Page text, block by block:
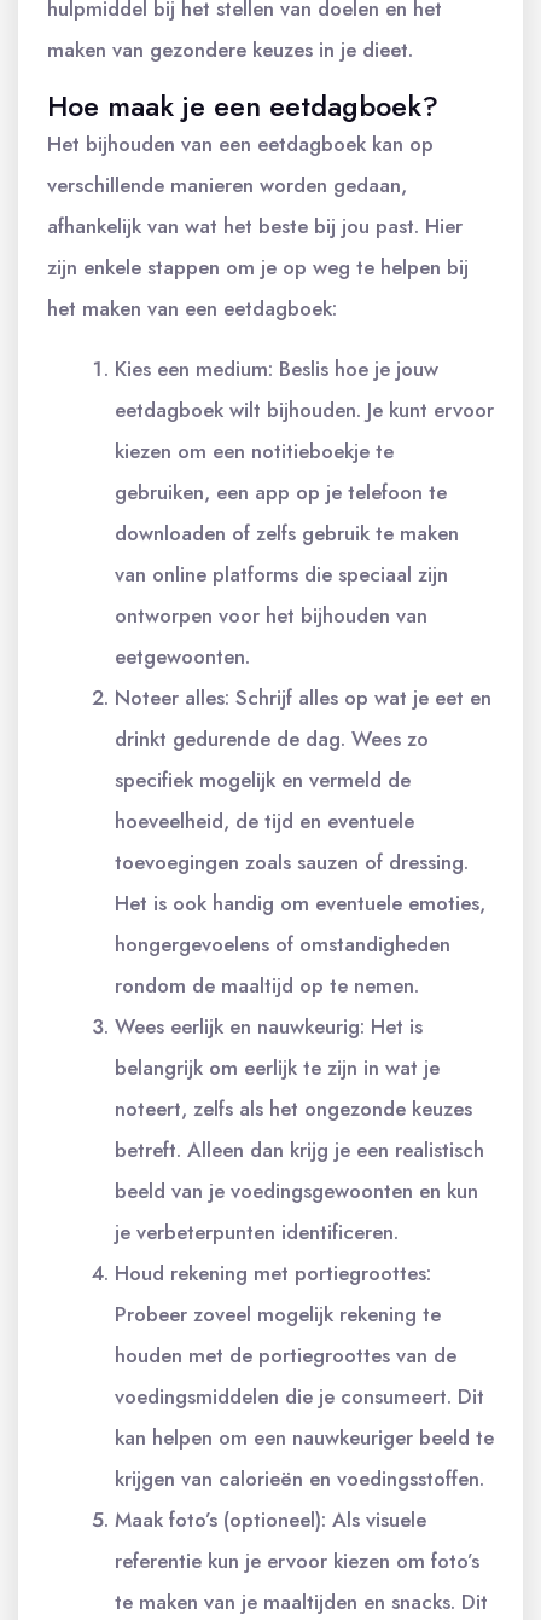
hulpmiddel bij het stellen van doelen en het
maken van gezondere keuzes in je dieet.
Hoe maak je een eetdagboek?
Het bijhouden van een eetdagboek kan op
verschillende manieren worden gedaan,
afhankelijk van wat het beste bij jou past. Hier
zijn enkele stappen om je op weg te helpen bij
het maken van een eetdagboek:
Kies een medium: Beslis hoe je jouw
eetdagboek wilt bijhouden. Je kunt ervoor
kiezen om een notitieboekje te
gebruiken, een app op je telefoon te
downloaden of zelfs gebruik te maken
van online platforms die speciaal zijn
ontworpen voor het bijhouden van
eetgewoonten.
Noteer alles: Schrijf alles op wat je eet en
drinkt gedurende de dag. Wees zo
specifiek mogelijk en vermeld de
hoeveelheid, de tijd en eventuele
toevoegingen zoals sauzen of dressing.
Het is ook handig om eventuele emoties,
hongergevoelens of omstandigheden
rondom de maaltijd op te nemen.
Wees eerlijk en nauwkeurig: Het is
belangrijk om eerlijk te zijn in wat je
noteert, zelfs als het ongezonde keuzes
betreft. Alleen dan krijg je een realistisch
beeld van je voedingsgewoonten en kun
je verbeterpunten identificeren.
Houd rekening met portiegroottes:
Probeer zoveel mogelijk rekening te
houden met de portiegroottes van de
voedingsmiddelen die je consumeert. Dit
kan helpen om een nauwkeuriger beeld te
krijgen van calorieën en voedingsstoffen.
Maak foto’s (optioneel): Als visuele
referentie kun je ervoor kiezen om foto’s
te maken van je maaltijden en snacks. Dit